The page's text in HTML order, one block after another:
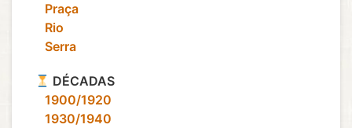
‎ ‎ ‎ Praça
‎ ‎ ‎ Rio
‎ ‎ ‎ Serra
DÉCADAS
‎ ‎ ‎ 1900/1920
‎ ‎ ‎ 1930/1940